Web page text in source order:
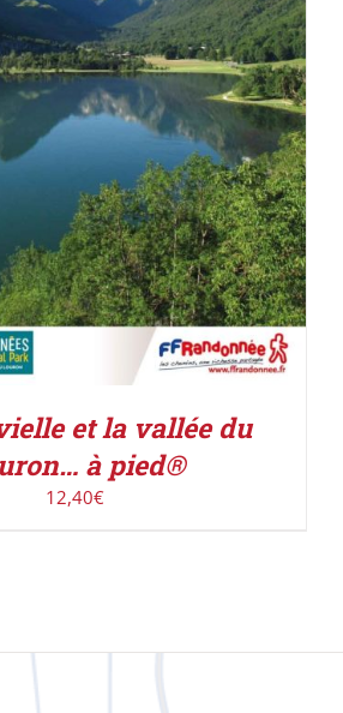
LE PRODUIT / DÉTAILS
et la vallée du
à pied®
12,40€